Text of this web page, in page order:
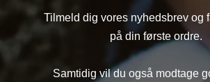
Tilmeld dig vores nyhedsbrev og
på din første ordre.
Samtidig vil du også modtage